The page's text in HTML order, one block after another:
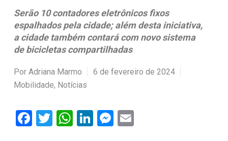
Serão 10 contadores eletrônicos fixos
espalhados pela cidade; além desta iniciativa,
a cidade também contará com novo sistema
de bicicletas compartilhadas
Por Adriana Marmo
6 de fevereiro de 2024
Mobilidade, Notícias
Facebook
Twitter
WhatsApp
LinkedIn
Messenger
Email